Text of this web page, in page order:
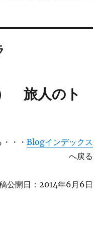
旅人のト
・・ Blogインデックス
へ戻る
公開日：2014年6月6日